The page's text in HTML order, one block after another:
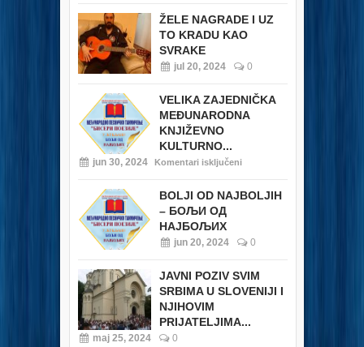
ŽELE NAGRADE I UZ
TO KRADU KAO
SVRAKE
jul 20, 2024 0
VELIKA ZAJEDNIČKA
MEĐUNARODNA
KNJIŽEVNO
KULTURNO...
jun 30, 2024 Komentari isključeni
BOLJI OD NAJBOLJIH
– БОЉИ ОД
НАЈБОЉИХ
jun 20, 2024 0
JAVNI POZIV SVIM
SRBIMA U SLOVENIJI I
NJIHOVIM
PRIJATELJIMA...
maj 25, 2024 0